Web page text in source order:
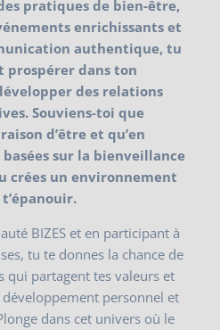
pratiques de bien-être,
enrichissants et
authentique, tu
prospérer dans ton
des relations
Souviens-toi que
d’être et qu’en
sur la bienveillance
crées un environnement
BIZES et en participant à
tu te donnes la chance de
qui partagent tes valeurs et
personnel et
dans cet univers où le